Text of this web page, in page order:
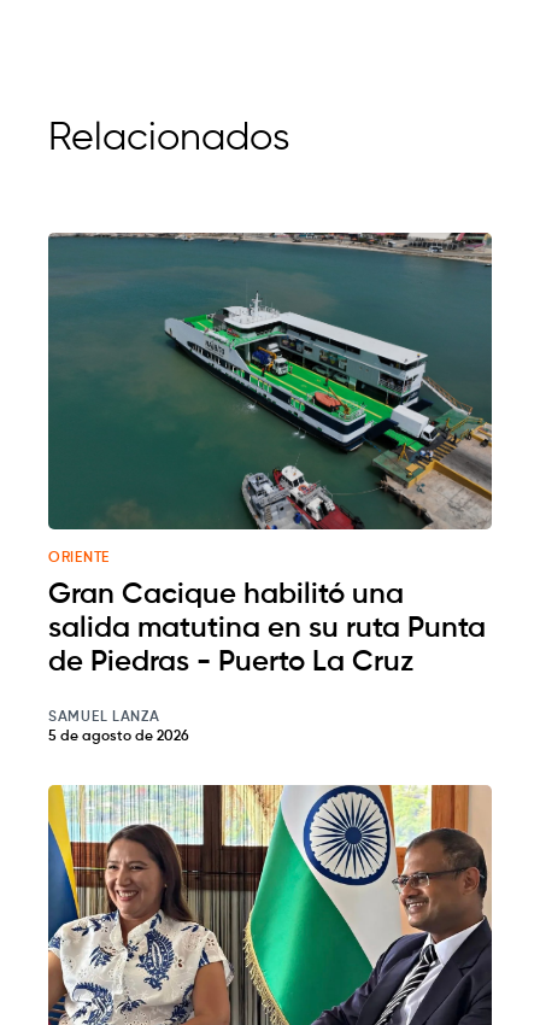
Relacionados
ORIENTE
Gran Cacique habilitó una
salida matutina en su ruta Punta
de Piedras - Puerto La Cruz
SAMUEL LANZA
5 de agosto de 2026